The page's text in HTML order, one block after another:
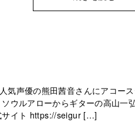
気声優の熊田茜音さんにアコース
ウルアローからギターの高山一
サイト https://seigur […]